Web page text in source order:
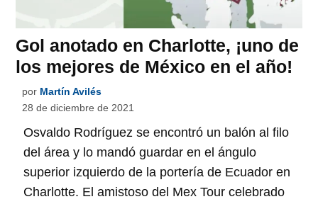
Gol anotado en Charlotte, ¡uno de
los mejores de México en el año!
por Martín Avilés
28 de diciembre de 2021
Osvaldo Rodríguez se encontró un balón al filo
del área y lo mandó guardar en el ángulo
superior izquierdo de la portería de Ecuador en
Charlotte. El amistoso del Mex Tour celebrado